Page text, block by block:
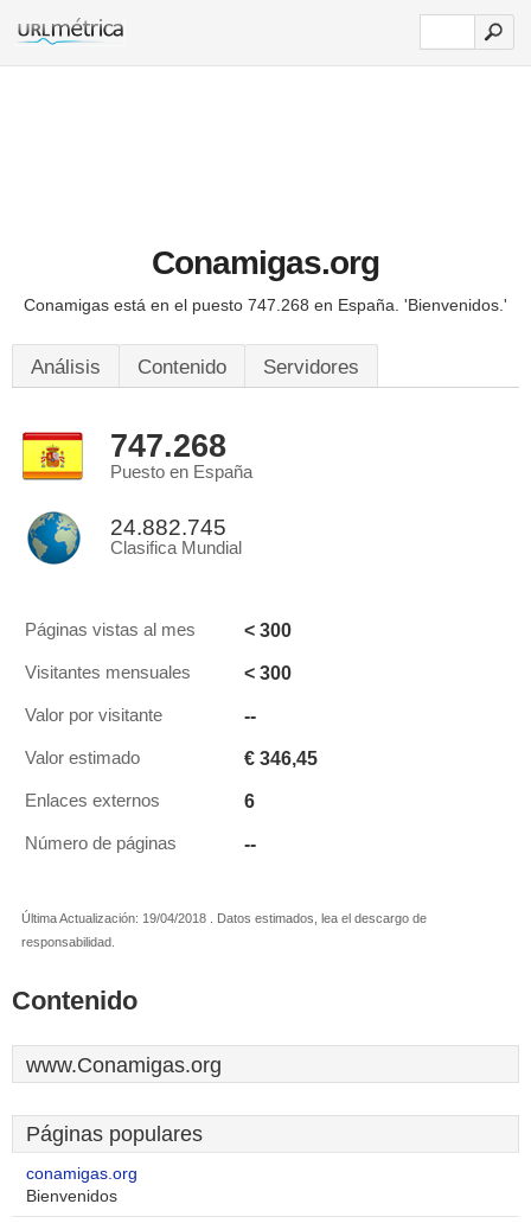
Conamigas.org
Conamigas está en el puesto 747.268 en España. 'Bienvenidos.'
Análisis Contenido Servidores
747.268
Puesto en España
24.882.745
Clasifica Mundial
Páginas vistas al mes < 300
Visitantes mensuales < 300
Valor por visitante --
Valor estimado € 346,45
Enlaces externos 6
Número de páginas --
Última Actualización: 19/04/2018 . Datos estimados, lea el descargo de
responsabilidad.
Contenido
www.Conamigas.org
Páginas populares
conamigas.org
Bienvenidos